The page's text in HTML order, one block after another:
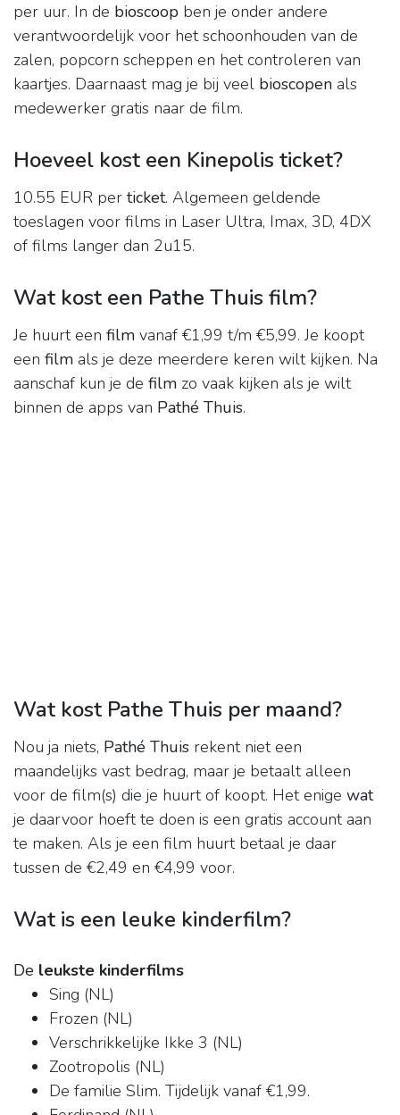
per uur. In de bioscoop ben je onder andere
verantwoordelijk voor het schoonhouden van de
zalen, popcorn scheppen en het controleren van
kaartjes. Daarnaast mag je bij veel bioscopen als
medewerker gratis naar de film.
Hoeveel kost een Kinepolis ticket?
10.55 EUR per ticket. Algemeen geldende
toeslagen voor films in Laser Ultra, Imax, 3D, 4DX
of films langer dan 2u15.
Wat kost een Pathe Thuis film?
Je huurt een film vanaf €1,99 t/m €5,99. Je koopt
een film als je deze meerdere keren wilt kijken. Na
aanschaf kun je de film zo vaak kijken als je wilt
binnen de apps van Pathé Thuis.
Wat kost Pathe Thuis per maand?
Nou ja niets, Pathé Thuis rekent niet een
maandelijks vast bedrag, maar je betaalt alleen
voor de film(s) die je huurt of koopt. Het enige wat
je daarvoor hoeft te doen is een gratis account aan
te maken. Als je een film huurt betaal je daar
tussen de €2,49 en €4,99 voor.
Wat is een leuke kinderfilm?
De leukste kinderfilms
Sing (NL)
Frozen (NL)
Verschrikkelijke Ikke 3 (NL)
Zootropolis (NL)
De familie Slim. Tijdelijk vanaf €1,99.